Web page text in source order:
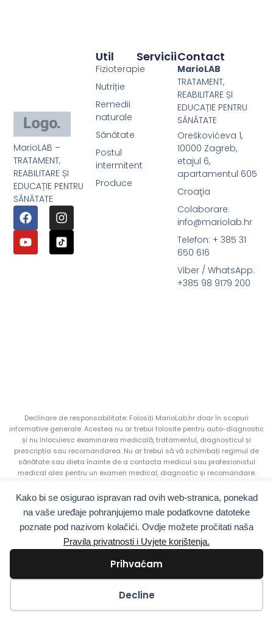
Kako bi se osigurao ispravan rad ovih web-stranica, ponekad
na vaše uređaje pohranjujemo male podatkovne datoteke
poznate pod nazivom kolačići. Ovdje možete pročitati naša
Pravila privatnosti i Uvjete korištenja.
Prihvaćam
Decline
MarioLAB –
TRATAMENT,
REABILITARE ȘI
EDUCAȚIE PENTRU
SĂNĂTATE
Servicii
Util
Fizioterapie
Nutriție
Remedii
naturale
Sănătate
Postul
intermitent
Produce
Contact
MarioLAB
TRATAMENT,
REABILITARE ȘI
EDUCAȚIE PENTRU
SĂNĂTATE
Oreškovićeva 1,
10000 Zagreb,
etajul 6,
apartamentul 605
Croaţia
Colaborare:
info@mariolab.hr
Telefon: + 385 31
650 616
Viber / WhatsApp:
+385 98 9179 200
Declinare de responsabilitate: Folosiți MarioLab.hr doar în scopuri
informative generale. Acestea nu ar trebui folosite pentru auto-diagnostic
și nu înlocuiesc examinarea medicală, tratamentul, diagnosticul și
prescripția sau recomandarea. Nu ar trebui să vă schimbați regimul de
sănătate sau dieta înainte de a contacta medicul sau profesionistul
medical ales pentru un examen medical, diagnostic și recomandare.
domeniul sănătății dacă aveți întrebări legate de afecțiunea
dumneavoastră medicală.
AURA – CENTRU DE SĂNĂTATE | Matije Gupca 37, 31550 Valpovo, Croația |OIB:
21146168200 |MB:97396672
©2026 MarioLAB | Toate drepturile rezervate